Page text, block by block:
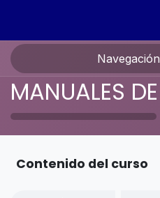
Navegación
Contenido del curso